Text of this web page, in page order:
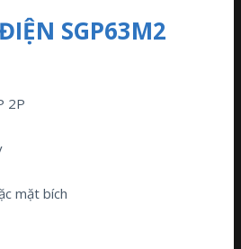
SGP63M2
2P
mặt bích